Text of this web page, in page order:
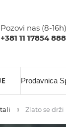
Pozovi nas (8-16h)
+381 11 17854
Prodavnica
Zlato se